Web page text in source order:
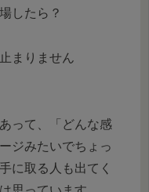
したら？
まりません
って、「どんな感
ジみたいでちょっ
に取る人も出てく